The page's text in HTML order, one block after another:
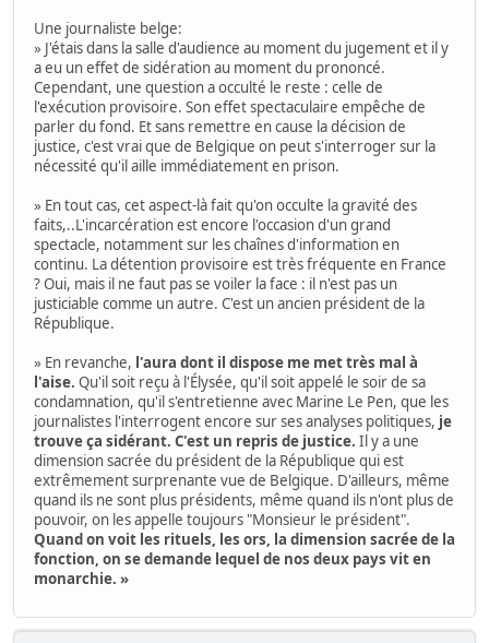
Une journaliste belge:
» J'étais dans la salle d'audience au moment du jugement et il y
a eu un effet de sidération au moment du prononcé.
Cependant, une question a occulté le reste : celle de
l'exécution provisoire. Son effet spectaculaire empêche de
parler du fond. Et sans remettre en cause la décision de
justice, c'est vrai que de Belgique on peut s'interroger sur la
nécessité qu'il aille immédiatement en prison.
» En tout cas, cet aspect-là fait qu'on occulte la gravité des
faits,..L'incarcération est encore l'occasion d'un grand
spectacle, notamment sur les chaînes d'information en
continu. La détention provisoire est très fréquente en France
? Oui, mais il ne faut pas se voiler la face : il n'est pas un
justiciable comme un autre. C'est un ancien président de la
République.
» En revanche, l'aura dont il dispose me met très mal à
l'aise. Qu'il soit reçu à l'Élysée, qu'il soit appelé le soir de sa
condamnation, qu'il s'entretienne avec Marine Le Pen, que les
journalistes l'interrogent encore sur ses analyses politiques, je
trouve ça sidérant. C'est un repris de justice. Il y a une
dimension sacrée du président de la République qui est
extrêmement surprenante vue de Belgique. D'ailleurs, même
quand ils ne sont plus présidents, même quand ils n'ont plus de
pouvoir, on les appelle toujours "Monsieur le président".
Quand on voit les rituels, les ors, la dimension sacrée de la
fonction, on se demande lequel de nos deux pays vit en
monarchie. »